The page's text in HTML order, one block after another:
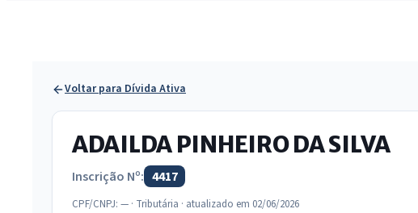
Voltar para Dívida Ativa
ADAILDA PINHEIRO DA SILVA
Inscrição Nº: 4417
CPF/CNPJ: — · Tributária · atualizado em 02/06/2026